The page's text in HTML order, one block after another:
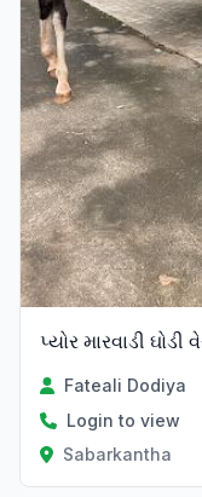
પ્યોર મારવાડી
Fateali Dodiya
Login to view
Sabarkantha